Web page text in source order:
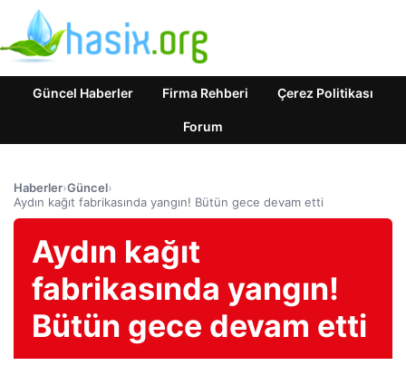
Güncel Haberler Firma Rehberi Çerez Politikası
Forum
Haberler›Güncel›
Aydın kağıt fabrikasında yangın! Bütün gece devam etti
Aydın kağıt
fabrikasında yangın!
Bütün gece devam etti